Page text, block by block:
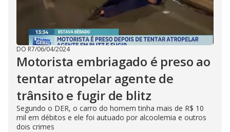
DO R7/06/04/2024
Motorista embriagado é preso ao
tentar atropelar agente de
trânsito e fugir de blitz
Segundo o DER, o carro do homem tinha mais de R$ 10
mil em débitos e ele foi autuado por alcoolemia e outros
dois crimes